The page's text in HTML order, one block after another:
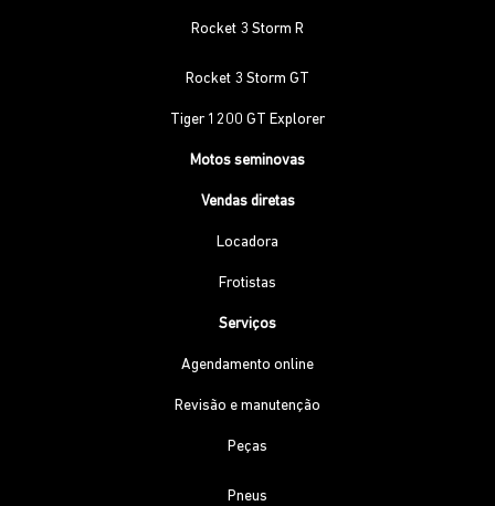
Rocket 3 Storm R
Rocket 3 Storm GT
Tiger 1200 GT Explorer
Motos seminovas
Vendas diretas
Locadora
Frotistas
Serviços
Agendamento online
Revisão e manutenção
Peças
Pneus